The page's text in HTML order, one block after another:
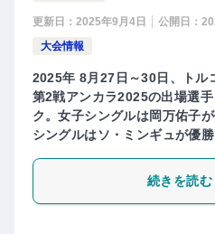
更新日： 2025年9月4日 公開日：
大会情報
2025年 8月27日～30日、トル
第2戦アンカラ2025の出場選
ク。女子シングルは岡万佑子
シングルはソ・ミンギュが優勝
続きを読む